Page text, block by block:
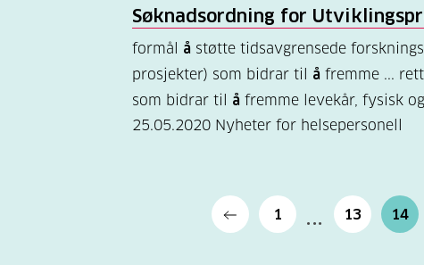
Søknadsordning for
formål å støtte tidsavgrensede
prosjekter) som bidrar til å fremme ...
som bidrar til å fremme levekår, fysisk
25.05.2020 Nyheter for helsepersonell
1 13 14